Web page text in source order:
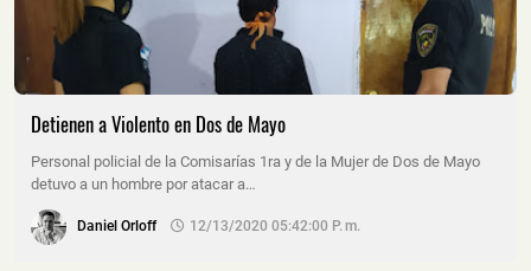
Detienen a Violento en Dos de Mayo
Personal policial de la Comisarías 1ra y de la Mujer de Dos de Mayo
detuvo a un hombre por atacar a…
Daniel Orloff 12/13/2020 05:42:00 P. M.